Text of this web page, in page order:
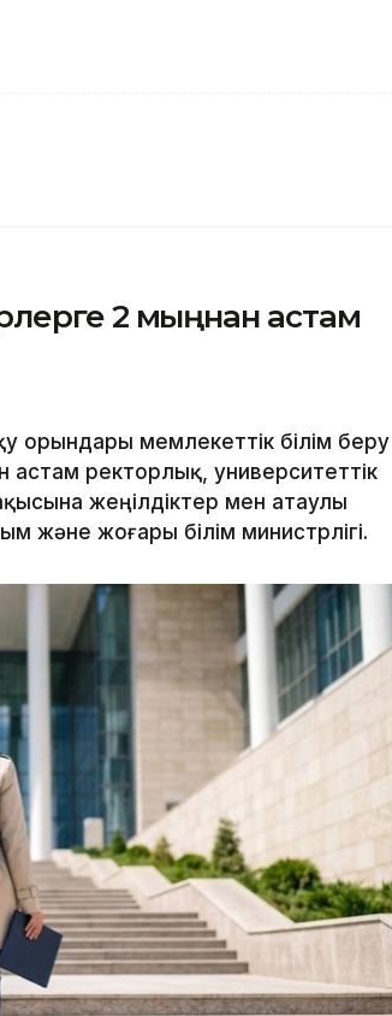
2 мыңнан астам
орындары мемлекеттік білім беру
ректорлық, университеттік
жеңілдіктер мен атаулы
және жоғары білім министрлігі.